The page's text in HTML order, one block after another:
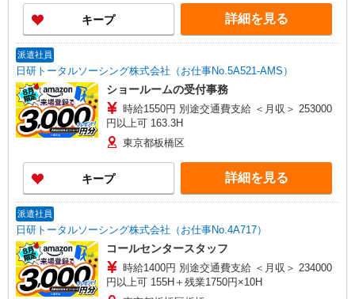
58,600円含む） ［5］月給230,400円〜 （固定残
業手当45h分：58,700円含む） ※45hを超えた分は
別途支給致します ※経験・能力による
キープ 詳細を見る
派遣社員
日研トータルソーシング株式会社（お仕事No.5A521-AMS）
ショールームの受付事務
時給1550円 別途交通費支給 ＜月収＞ 253000
円以上可 163.3H
東京都板橋区
キープ 詳細を見る
派遣社員
日研トータルソーシング株式会社（お仕事No.4A717）
コールセンタースタッフ
時給1400円 別途交通費支給 ＜月収＞ 234000
円以上可 155H＋残業1750円×10H